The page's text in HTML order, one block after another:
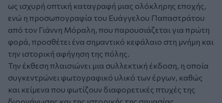
ως ισχυρή οπτική καταγραφή μιας ολόκληρης εποχής,
ενώ η προσωπογραφία του Ευάγγελου Παπαστράτου
από τον Γιάννη Μόραλη, που παρουσιάζεται για πρώτη
φορά, προσθέτει ένα σημαντικό κεφάλαιο στη μνήμη και
την ιστορική αφήγηση της πόλης.
Την έκθεση πλαισιώνει μια συλλεκτική έκδοση, η οποία
συγκεντρώνει φωτογραφικό υλικό των έργων, καθώς
και κείμενα που φωτίζουν διαφορετικές πτυχές της